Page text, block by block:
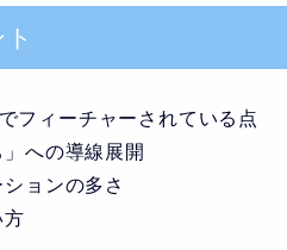
フィーチャーされている点
への導線展開
ョンの多さ
方